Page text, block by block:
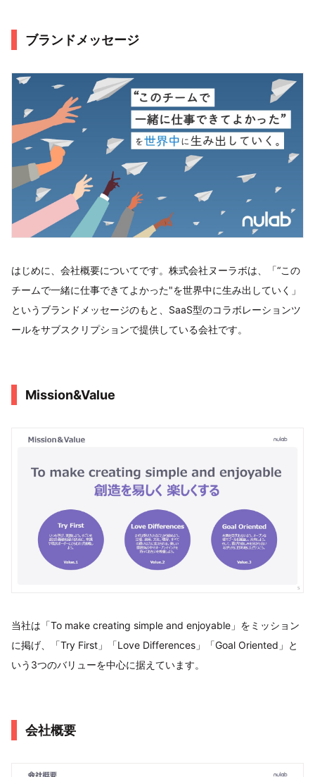
ブランドメッセージ
はじめに、会社概要についてです。株式会社ヌーラボは、「“この
チームで一緒に仕事できてよかった"を世界中に生み出していく」
というブランドメッセージのもと、SaaS型のコラボレーションツ
ールをサブスクリプションで提供している会社です。
Mission&Value
当社は「To make creating simple and enjoyable」をミッション
に掲げ、「Try First」「Love Differences」「Goal Oriented」と
いう3つのバリューを中心に据えています。
会社概要